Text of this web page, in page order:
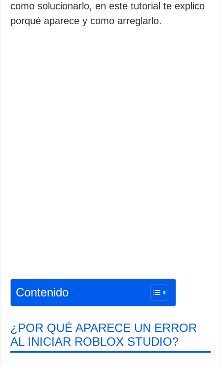
como solucionarlo, en este tutorial te explico
porqué aparece y como arreglarlo.
Contenido
¿POR QUÉ APARECE UN ERROR
AL INICIAR ROBLOX STUDIO?